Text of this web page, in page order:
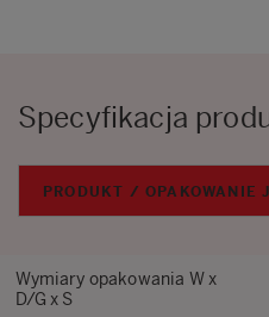
Specyfikacja
PRODUKT / OPAKOWANIE
Wymiary opakowania W x
D/G x S